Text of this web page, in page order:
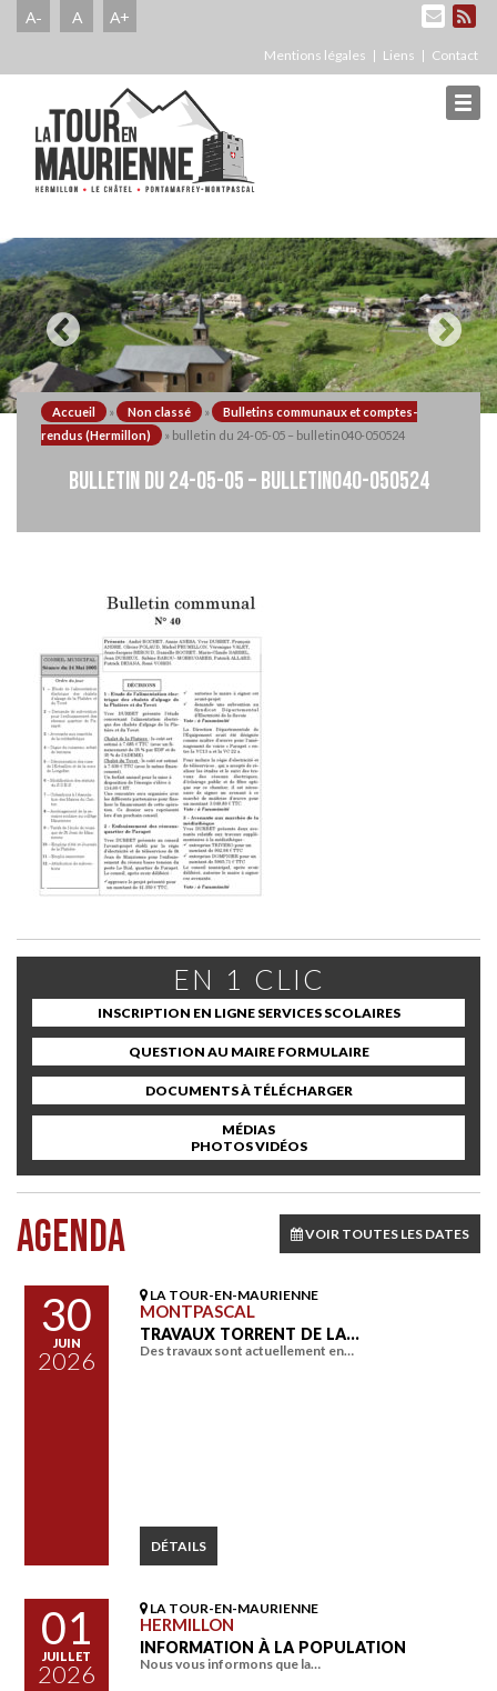
A- A A+
Mentions légales Liens Contact
Accueil » Non classé »
Bulletins communaux et comptes-
rendus (Hermillon)
» bulletin du 24-05-05 – bulletin040-050524
BULLETIN DU 24-05-05 – BULLETIN040-050524
EN 1 CLIC
INSCRIPTION EN LIGNE SERVICES SCOLAIRES
QUESTION AU MAIRE FORMULAIRE
DOCUMENTS À TÉLÉCHARGER
MÉDIAS
PHOTOS VIDÉOS
AGENDA VOIR TOUTES LES DATES
30
JUIN
2026
LA TOUR-EN-MAURIENNE
MONTPASCAL
TRAVAUX TORRENT DE LA…
Des travaux sont actuellement en…
DÉTAILS
01
JUILLET
2026
LA TOUR-EN-MAURIENNE
HERMILLON
INFORMATION À LA POPULATION
Nous vous informons que la…